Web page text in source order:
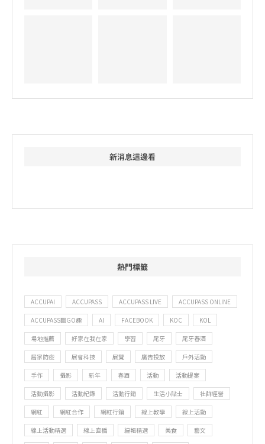
新消息這邊看
熱門標籤
ACCUPAI ACCUPASS ACCUPASS LIVE ACCUPASS ONLINE
ACCUPASS團GO趣 AI FACEBOOK KOC KOL
場地推薦 好家在我在家 學習 尾牙 尾牙春酒
居家防疫 展會科技 展覽 廣告投放 戶外活動
手作 攝影 新年 春酒 活動 活動提案
活動攝影 活動紀錄 活動行銷 生活小貼士 社群經營
網紅 網紅合作 網紅行銷 線上教學 線上活動
線上活動精選 線上直播 編輯精選 美食 藝文